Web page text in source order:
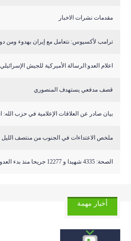
مقدمات نشرات الاخبار
ترامب لأكسيوس: نتعامل مع إيران بهدوء ومن
اعلام العدو:الرسالة الأميركية للجيش
قصف مدفعي يستهدف المنصوري
بيان صادر عن العلاقات الإعلامية في حزب الله:
ملخص الاعتداءات في الجنوب من منتصف الليل
الصحة: 4335 شهيدا و 12277 جريحا منذ بدء العدوان
أخبار مهمة